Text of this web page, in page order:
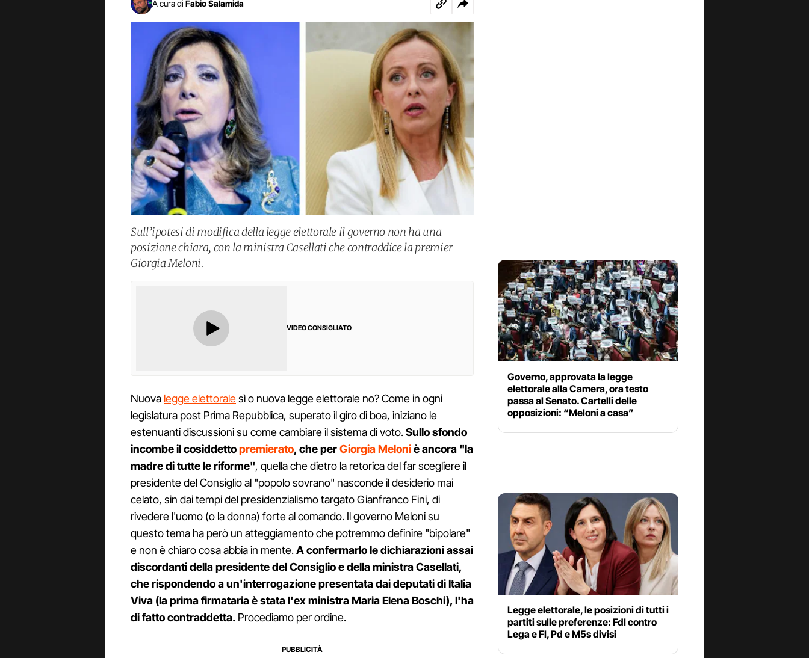
A cura di Fabio Salamida
Sull’ipotesi di modifica della legge elettorale il governo non ha una
posizione chiara, con la ministra Casellati che contraddice la premier
Giorgia Meloni.
VIDEO CONSIGLIATO
Nuova legge elettoralesì o nuova legge elettorale no? Come in ogni
legislatura post Prima Repubblica, superato il giro di boa, iniziano le
estenuanti discussioni su come cambiare il sistema di voto.Sullo sfondo
incombe il cosiddettopremierato, che perGiorgia Meloniè ancora "la
madre di tutte le riforme", quella che dietro la retorica del far scegliere il
presidente del Consiglio al "popolo sovrano" nasconde il desiderio mai
celato, sin dai tempi del presidenzialismo targato Gianfranco Fini, di
rivedere l'uomo (o la donna) forte al comando. Il governo Meloni su
questo tema ha però un atteggiamento che potremmo definire "bipolare"
e non è chiaro cosa abbia in mente.A confermarlo le dichiarazioni assai
discordanti della presidente del Consiglio e della ministra Casellati,
che rispondendo a un'interrogazione presentata dai deputati di Italia
Viva (la prima firmataria è stata l'ex ministra Maria Elena Boschi), l'ha
di fatto contraddetta. Procediamo per ordine.
Governo, approvata la legge
elettorale alla Camera, ora testo
passa al Senato. Cartelli delle
opposizioni: “Meloni a casa”
Legge elettorale, le posizioni di tutti i
partiti sulle preferenze: FdI contro
Lega e FI, Pd e M5s divisi